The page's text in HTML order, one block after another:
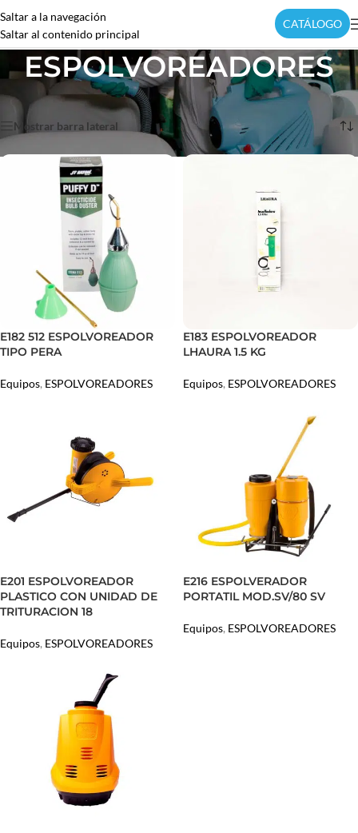
Saltar a la navegación
Saltar al contenido principal
CATÁLOGO
ESPOLVOREADORES
Inicio Equipos/ESPOLVOREADORES Mostrando los 5 resultados
Mostrar barra lateral
E182 512 ESPOLVOREADOR
TIPO PERA
Equipos, ESPOLVOREADORES
E183 ESPOLVOREADOR
LHAURA 1.5 KG
Equipos, ESPOLVOREADORES
E201 ESPOLVOREADOR
PLASTICO CON UNIDAD DE
TRITURACION 18
Equipos, ESPOLVOREADORES
E216 ESPOLVERADOR
PORTATIL MOD.SV/80 SV
Equipos, ESPOLVOREADORES